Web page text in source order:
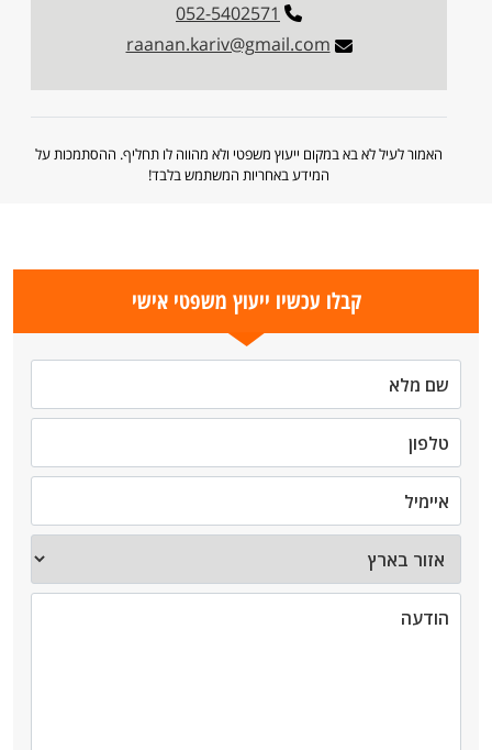
052-5402571
raanan.kariv@gmail.com
האמור לעיל לא בא במקום ייעוץ משפטי ולא מהווה לו תחליף. ההסתמכות על
המידע באחריות המשתמש בלבד!
קבלו עכשיו ייעוץ משפטי אישי